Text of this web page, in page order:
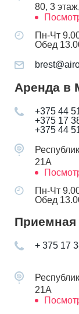
80, 3
Пн-Чт
Обед
Аренда в
+375 44
+375 17
+375 44
21А
Пн-Чт
Обед
Приемная
+ 375 17
21А